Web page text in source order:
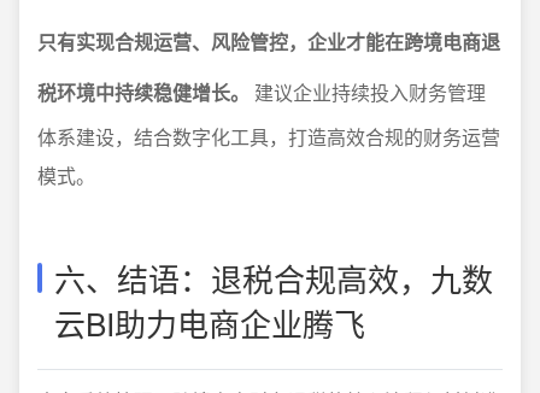
只有实现合规运营、风险管控，企业才能在跨境电商退
税环境中持续稳健增长。
建议企业持续投入财务管理
体系建设，结合数字化工具，打造高效合规的财务运营
模式。
六、结语：退税合规高效，九数
云BI助力电商企业腾飞